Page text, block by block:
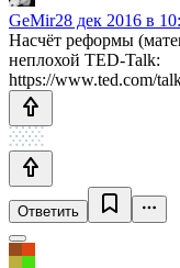
GeMir28 дек 2016 в
Насчёт реформы
неплохой TED-Talk:
https://www.ted.com/
Ответить